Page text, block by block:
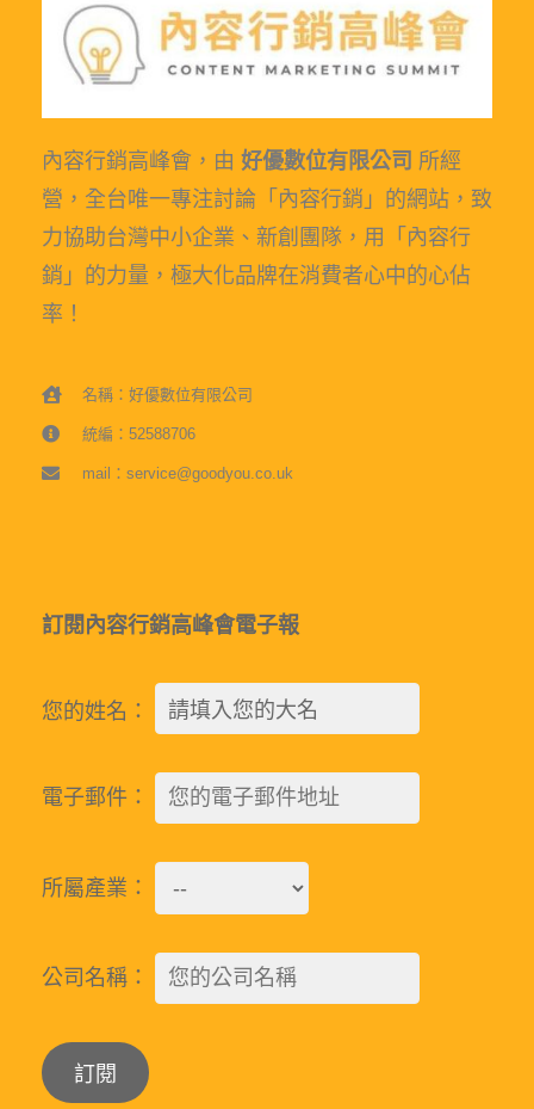
內容行銷高峰會，由 好優數位有限公司 所經
營，全台唯一專注討論「內容行銷」的網站，致
力協助台灣中小企業、新創團隊，用「內容行
銷」的力量，極大化品牌在消費者心中的心佔
率！
名稱：好優數位有限公司
統編：52588706
mail：service@goodyou.co.uk
訂閱內容行銷高峰會電子報
您的姓名：
電子郵件：
所屬產業：
公司名稱：